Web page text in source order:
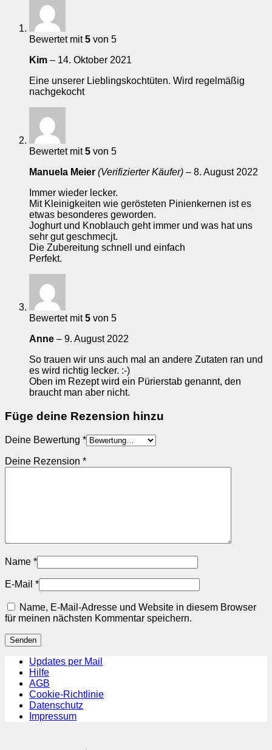
Bewertet mit5 von 5
Kim – 14. Oktober 2021
Eine unserer Lieblingskochtüten. Wird regelmäßig
nachgekocht
Bewertet mit5 von 5
Manuela Meier (Verifizierter Käufer) – 8. August 2022
Immer wieder lecker.
Mit Kleinigkeiten wie gerösteten Pinienkernen ist es
etwas besonderes geworden.
Joghurt und Knoblauch geht immer und was hat uns
sehr gut geschmecjt.
Die Zubereitung schnell und einfach
Perfekt.
Bewertet mit5 von 5
Anne – 9. August 2022
So trauen wir uns auch mal an andere Zutaten ran und
es wird richtig lecker. :-)
Oben im Rezept wird ein Pürierstab genannt, den
braucht man aber nicht.
Füge deine Rezension hinzu
Deine Bewertung *
Deine Rezension *
Name *
E-Mail *
Name, E-Mail-Adresse und Website in diesem Browser
für meinen nächsten Kommentar speichern.
Updates per Mail
Hilfe
AGB
Cookie-Richtlinie
Datenschutz
Impressum